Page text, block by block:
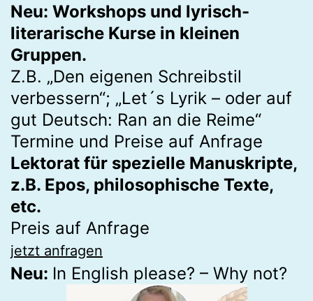
Neu: Workshops und lyrisch-
literarische Kurse in kleinen
Gruppen.
Z.B. „Den eigenen Schreibstil
verbessern“; „Let´s Lyrik – oder auf
gut Deutsch: Ran an die Reime“
Termine und Preise auf Anfrage
Lektorat für spezielle Manuskripte,
z.B. Epos, philosophische Texte,
etc.
Preis auf Anfrage
jetzt anfragen
Neu: In English please? – Why not?